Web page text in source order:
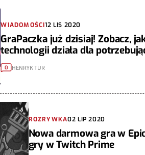
WIADOMOŚCI12 LIS 2020
GraPaczka już dzisiaj! Zobacz,
technologii działa dla
0 HENRYK TUR
ROZRYWKA02 LIP 2020
Nowa darmowa gra w
gry w Twitch Prime